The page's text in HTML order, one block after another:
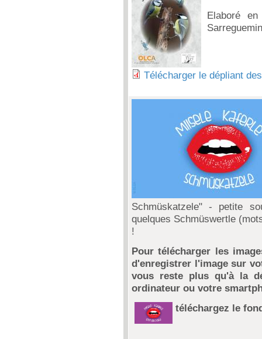
Elaboré
Télécharger le dépliant
Schmüskatzele" - petite
quelques Schmüswertle
!
Pour télécharger les
d'enregistrer l'image sur
vous reste plus qu'à la
ordinateur ou votre
téléchargez le